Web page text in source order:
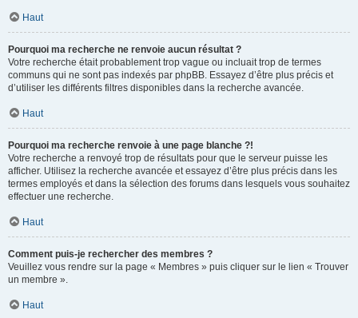
Haut
Pourquoi ma recherche ne renvoie aucun résultat ?
Votre recherche était probablement trop vague ou incluait trop de termes
communs qui ne sont pas indexés par phpBB. Essayez d’être plus précis et
d’utiliser les différents filtres disponibles dans la recherche avancée.
Haut
Pourquoi ma recherche renvoie à une page blanche ?!
Votre recherche a renvoyé trop de résultats pour que le serveur puisse les
afficher. Utilisez la recherche avancée et essayez d’être plus précis dans les
termes employés et dans la sélection des forums dans lesquels vous souhaitez
effectuer une recherche.
Haut
Comment puis-je rechercher des membres ?
Veuillez vous rendre sur la page « Membres » puis cliquer sur le lien « Trouver
un membre ».
Haut